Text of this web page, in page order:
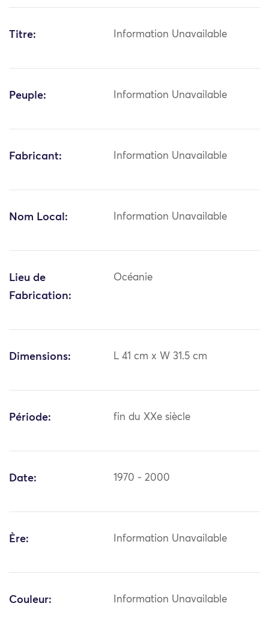
Titre: Information Unavailable
Peuple: Information Unavailable
Fabricant: Information Unavailable
Nom Local: Information Unavailable
Lieu de
Fabrication:
Océanie
Dimensions: L 41 cm x W 31.5 cm
Période: fin du XXe siècle
Date: 1970 - 2000
Ère: Information Unavailable
Couleur: Information Unavailable